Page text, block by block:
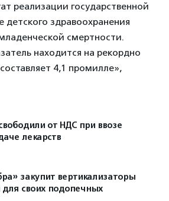
реализации государственной
детского здравоохранения
смертности.
находится на рекордно
4,1 промилле»,
от НДС при ввозе
лекарств
закупит вертикализаторы
своих подопечных